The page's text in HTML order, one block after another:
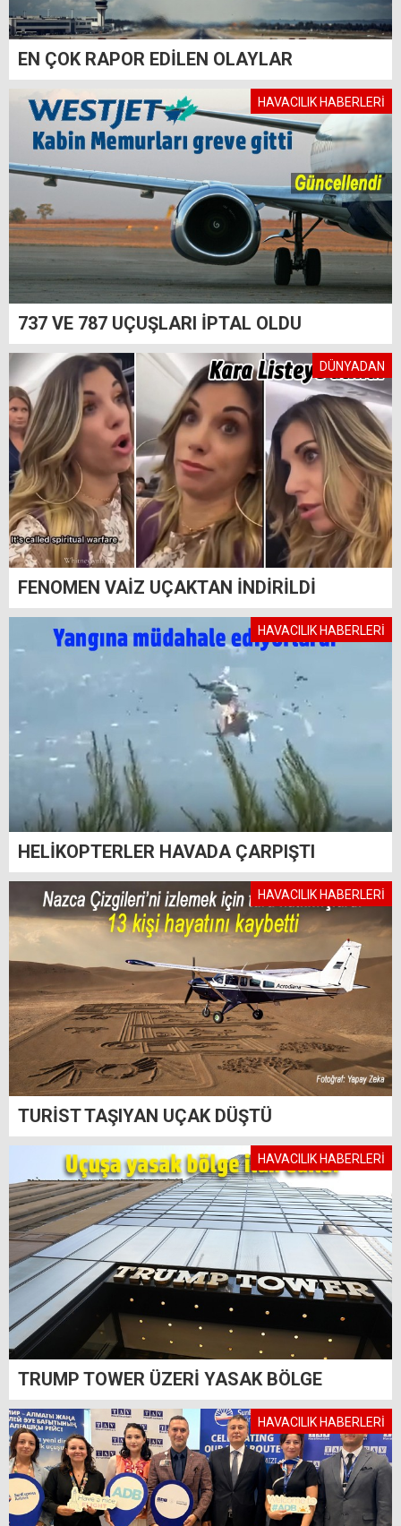
EN ÇOK RAPOR EDİLEN OLAYLAR
HAVACILIK HABERLERİ
737 VE 787 UÇUŞLARI İPTAL OLDU
DÜNYADAN
FENOMEN VAİZ UÇAKTAN İNDİRİLDİ
HAVACILIK HABERLERİ
HELİKOPTERLER HAVADA ÇARPIŞTI
HAVACILIK HABERLERİ
TURİST TAŞIYAN UÇAK DÜŞTÜ
HAVACILIK HABERLERİ
TRUMP TOWER ÜZERİ YASAK BÖLGE
HAVACILIK HABERLERİ